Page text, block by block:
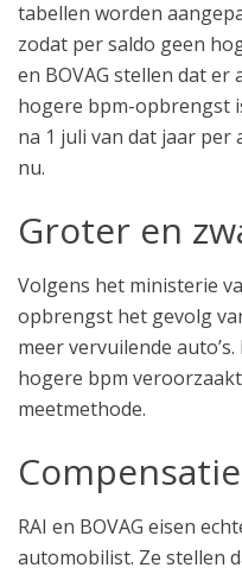
tabellen worden
zodat per saldo geen
en BOVAG stellen dat er
hogere bpm-opbrengst
na 1 juli van dat jaar
nu.
Groter en
Volgens het ministerie
opbrengst het gevolg
meer vervuilende
hogere bpm
meetmethode.
Compensatie
RAI en BOVAG eisen
automobilist. Ze stellen